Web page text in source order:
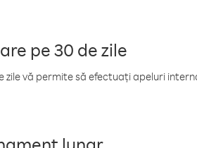
pe 30 de zile
zile vă permite să efectuați apeluri